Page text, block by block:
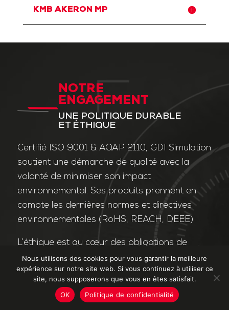
KMB AKERON MP
NOTRE
ENGAGEMENT
UNE POLITIQUE DURABLE
ET ÉTHIQUE
Certifié ISO 9001 & AQAP 2110, GDI Simulation
soutient une démarche de qualité avec la
volonté de minimiser son impact
environnemental. Ses produits prennent en
compte les dernières normes et directives
environnementales (RoHS, REACH, DEEE).
L’éthique est au cœur des obligations de
l’entreprise et de ses valeurs. Nos affaires
sont conduites dans le strict respect des
différentes lois applicables dans le domaine
de la lutte contre la corruption et le trafic
Nous utilisons des cookies pour vous garantir la meilleure
expérience sur notre site web. Si vous continuez à utiliser ce
site, nous supposerons que vous en êtes satisfait.
OK
Politique de confidentialité